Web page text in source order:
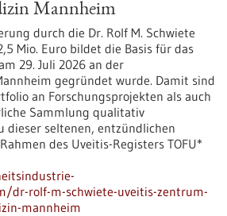
Mannheim
durch die Dr. Rolf M. Schwiete
Mio. Euro bildet die Basis für das
29. Juli 2026 an der
gegründet wurde. Damit sind
an Forschungsprojekten als auch
Sammlung qualitativ
dieser seltenen, entzündlichen
des Uveitis-Registers TOFU*
dr-rolf-m-schwiete-uveitis-zentrum-
mannheim